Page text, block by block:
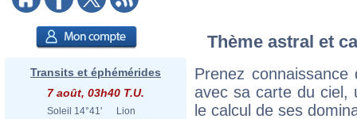
Transits et éphémérides
7 août, 03h40 T.U.
Soleil 14°41'
Lion
Thème astral et
Prenez
avec sa carte du ciel,
le calcul de ses